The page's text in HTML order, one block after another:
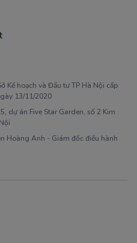
Kế hoạch và Đầu tư TP Hà Nội cấp
13/11/2020
dự án Five Star Garden, số 2 Kim
Hoàng Anh - Giám đốc điều hành